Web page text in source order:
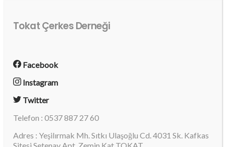
Tokat Çerkes Derneği
Facebook
Instagram
Twitter
Telefon : 0537 887 27 60
Adres : Yeşilırmak Mh. Sıtkı Ulaşoğlu Cd. 4031 Sk. Kafkas